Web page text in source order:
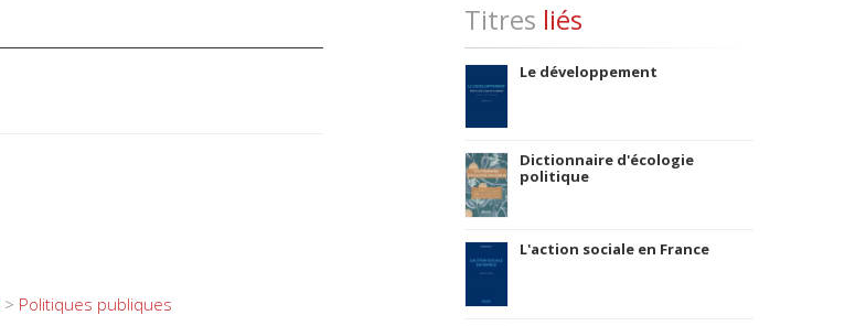
> Politiques publiques
Titres liés
Le développement
Dictionnaire d'écologie
politique
L'action sociale en France